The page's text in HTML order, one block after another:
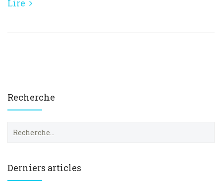
Lire
Recherche
e
Derniers articles